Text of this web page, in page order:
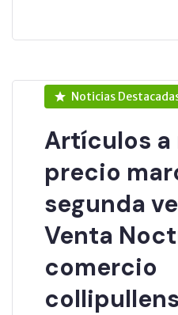
Noticias
Artículos
precio
segunda
Venta
comercio